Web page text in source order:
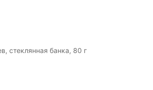
стеклянная банка, 80 г